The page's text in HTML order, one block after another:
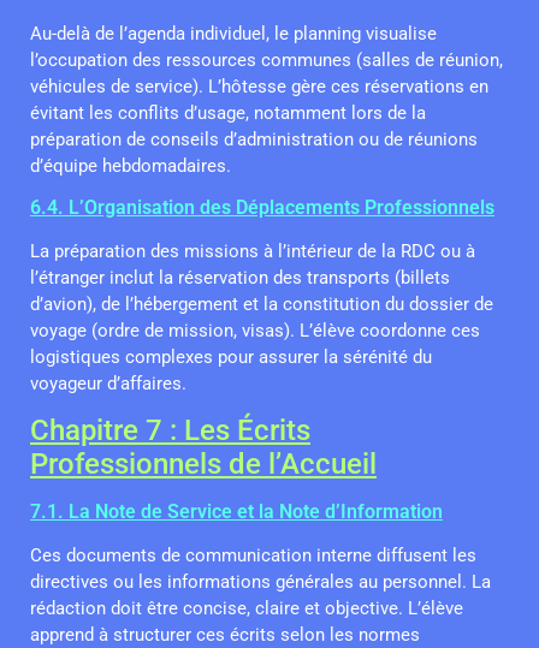
Au-delà de l’agenda individuel, le planning visualise
l’occupation des ressources communes (salles de réunion,
véhicules de service). L’hôtesse gère ces réservations en
évitant les conflits d’usage, notamment lors de la
préparation de conseils d’administration ou de réunions
d’équipe hebdomadaires.
6.4. L’Organisation des Déplacements Professionnels
La préparation des missions à l’intérieur de la RDC ou à
l’étranger inclut la réservation des transports (billets
d’avion), de l’hébergement et la constitution du dossier de
voyage (ordre de mission, visas). L’élève coordonne ces
logistiques complexes pour assurer la sérénité du
voyageur d’affaires.
Chapitre 7 : Les Écrits
Professionnels de l’Accueil
7.1. La Note de Service et la Note d’Information
Ces documents de communication interne diffusent les
directives ou les informations générales au personnel. La
rédaction doit être concise, claire et objective. L’élève
apprend à structurer ces écrits selon les normes